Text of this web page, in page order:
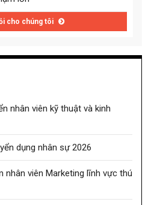
cho chúng tôi
nhân viên kỹ thuật và kinh
dụng nhân sự 2026
nhân viên Marketing lĩnh vực thú